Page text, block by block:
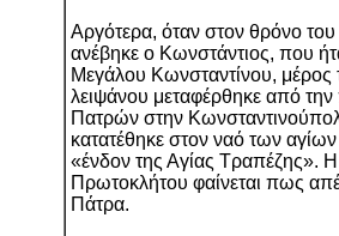
Αργότερα, όταν στον θρόνο του
ανέβηκε ο Κωνστάντιος, που
Μεγάλου Κωνσταντίνου, μέρος
λειψάνου μεταφέρθηκε από
Πατρών στην
κατατέθηκε στον ναό των
«ένδον της Αγίας Τραπέζης».
Πρωτοκλήτου φαίνεται πως
Πάτρα.